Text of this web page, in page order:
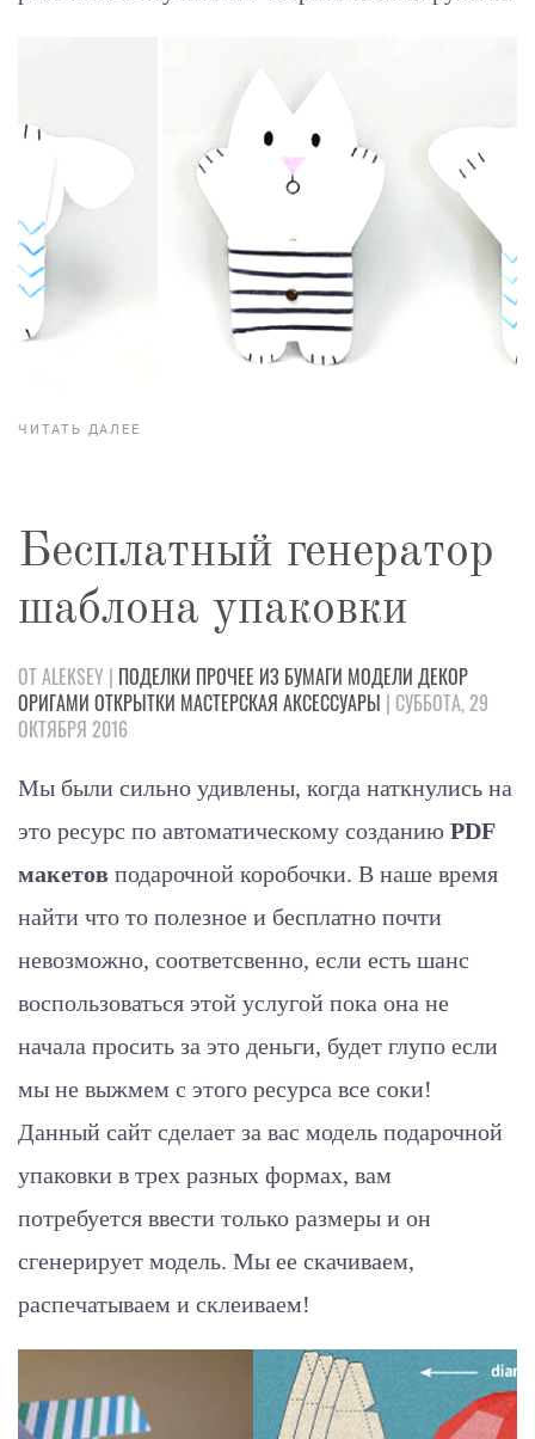
ЧИТАТЬ ДАЛЕЕ
Бесплатный генератор
шаблона упаковки
ОТ ALEKSEY | ПОДЕЛКИ ПРОЧЕЕ ИЗ БУМАГИ МОДЕЛИ ДЕКОР
ОРИГАМИ ОТКРЫТКИ МАСТЕРСКАЯ АКСЕССУАРЫ | СУББОТА, 29
ОКТЯБРЯ 2016
Мы были сильно удивлены, когда наткнулись на
это ресурс по автоматическому созданию PDF
макетов подарочной коробочки. В наше время
найти что то полезное и бесплатно почти
невозможно, соответсвенно, если есть шанс
воспользоваться этой услугой пока она не
начала просить за это деньги, будет глупо если
мы не выжмем с этого ресурса все соки!
Данный сайт сделает за вас модель подарочной
упаковки в трех разных формах, вам
потребуется ввести только размеры и он
сгенерирует модель. Мы ее скачиваем,
распечатываем и склеиваем!